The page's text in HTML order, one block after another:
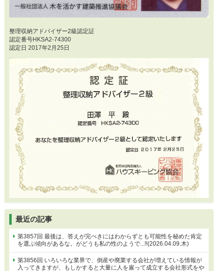
整理収納アドバイザー2級認定証
認定番号HKSA2-74300
認定日 2017年2月25日
最近の記事
第3857回 最後は、答えが完ぺきにはわからずとも可能性を秘めた肯定
を選ぶ傾向があるな。がどうも私の性のようで...!!(2026.04.09.木)
第3856回 いろいろな業界で、倒産や廃業する会社が増えている情報が
入ってきますが、もしかすると大量に人を雇って成立する会社形式をや